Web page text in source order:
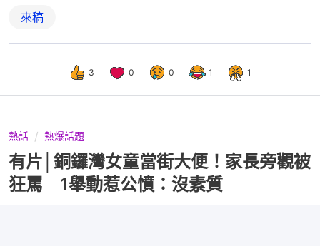
來稿
3 0 0 1 1
熱話 熱爆話題
有片│銅鑼灣女童當街大便！家長旁觀被
狂罵 1舉動惹公憤：沒素質